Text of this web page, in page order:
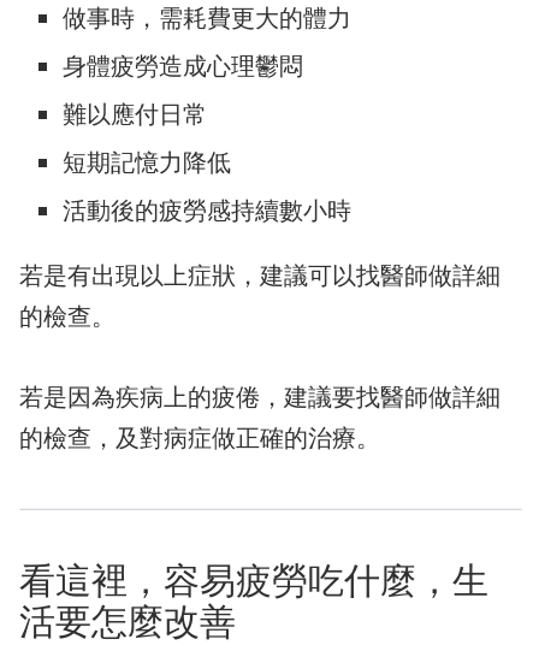
做事時，需耗費更大的體力
身體疲勞造成心理鬱悶
難以應付日常
短期記憶力降低
活動後的疲勞感持續數小時
若是有出現以上症狀，建議可以找醫師做詳細
的檢查。
若是因為疾病上的疲倦，建議要找醫師做詳細
的檢查，及對病症做正確的治療。
看這裡，容易疲勞吃什麼，生
活要怎麼改善